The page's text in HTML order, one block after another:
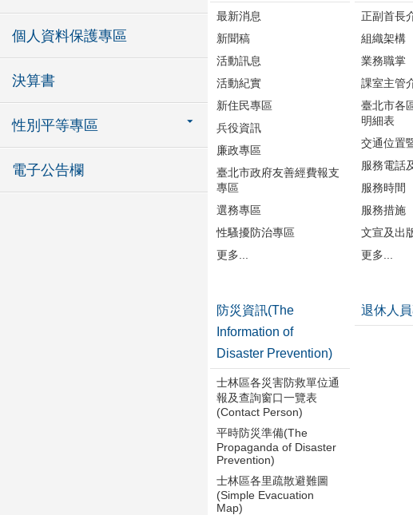
個人資料保護專區
決算書
性別平等專區
電子公告欄
最新消息
新聞稿
活動訊息
活動紀實
新住民專區
兵役資訊
廉政專區
臺北市政府友善經費報支
專區
選務專區
性騷擾防治專區
更多...
正副首長
組織架構
業務職掌
課室主管
臺北市各
明細表
交通位置
服務電話
服務時間
服務措施
文宣及出
更多...
防災資訊(The
Information of
Disaster Prevention)
士林區各災害防救單位通
報及查詢窗口一覽表
(Contact Person)
平時防災準備(The
Propaganda of Disaster
Prevention)
士林區各里疏散避難圖
(Simple Evacuation
Map)
退休人